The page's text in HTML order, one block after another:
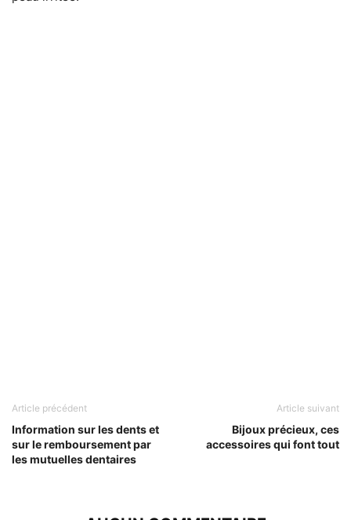
Article précédent
Information sur les dents et
sur le remboursement par
les mutuelles dentaires
Article suivant
Bijoux précieux, ces
accessoires qui font tout